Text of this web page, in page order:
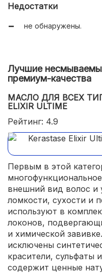
Недостатки
не обнаружены.
Лучшие
премиум-качества
МАСЛО ДЛЯ ВСЕХ
ELIXIR ULTIME
Рейтинг: 4.9
Первым в этой
внешний вид волос и
ломкости, сухости и
используют в
локонов,
и химической
исключены
красители, сульфаты
содержит ценные